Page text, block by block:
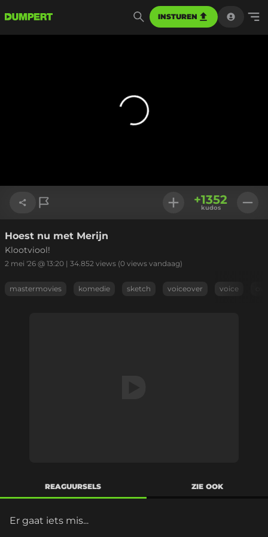
INSTUREN
Link kopiëren
+1352
kudos
Hoest nu met Merijn
Klootviool!
2 mei '26 @ 13:20 | 34.852 views (0 views vandaag)
mastermovies komedie sketch voiceover voice
REAGUURSELS ZIE OOK
Er gaat iets mis...